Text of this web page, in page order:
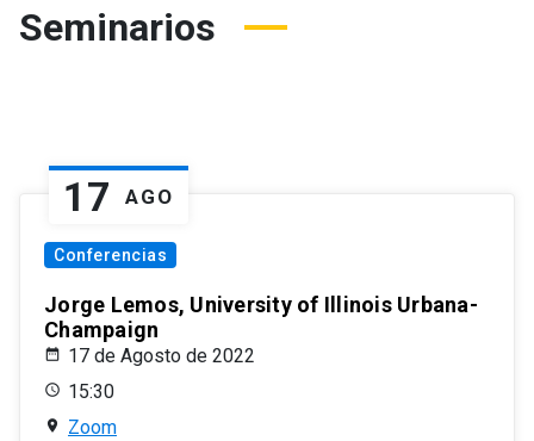
Seminarios
17 AGO
Conferencias
Jorge Lemos, University of Illinois Urbana-
Champaign
17 de Agosto de 2022
15:30
Zoom